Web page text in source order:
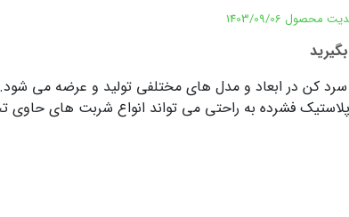
محصول 1403/09/06
کن در ابعاد و مدل های مختلفی تولید و عرضه می
فشرده به راحتی می تواند انواع شربت های حاوی